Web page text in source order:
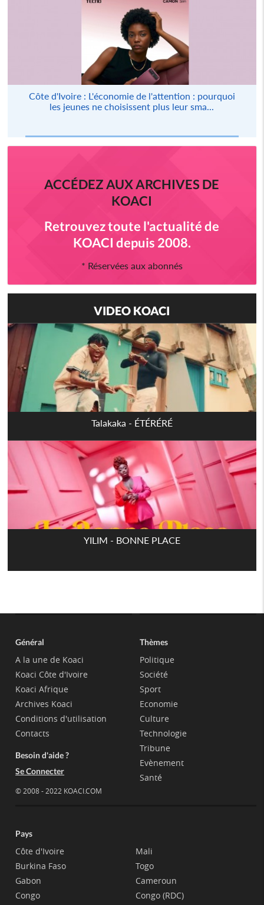
Côte d'Ivoire : L'économie de l'attention : pourquoi
les jeunes ne choisissent plus leur sma...
ACCÉDEZ AUX ARCHIVES DE
KOACI
Retrouvez toute l'actualité de
KOACI depuis 2008.
* Réservées aux abonnés
VIDEO KOACI
Talakaka - ÉTÉRÉRÉ
YILIM - BONNE PLACE
Général
A la une de Koaci
Koaci Côte d'Ivoire
Koaci Afrique
Archives Koaci
Conditions d'utilisation
Contacts
Besoin d'aide ?
Se Connecter
© 2008 - 2022 KOACI.COM
Thèmes
Politique
Société
Sport
Economie
Culture
Technologie
Tribune
Evènement
Santé
Pays
Côte d'Ivoire
Burkina Faso
Gabon
Congo
Mali
Togo
Cameroun
Congo (RDC)